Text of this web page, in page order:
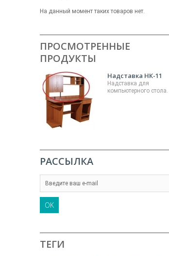
На данный момент таких товаров нет.
ПРОСМОТРЕННЫЕ
ПРОДУКТЫ
Надставка НК-11
Надставка для
компьютерного стола.
РАССЫЛКА
OK
ТЕГИ